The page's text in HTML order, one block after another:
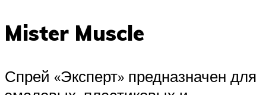
Mister Muscle
Спрей «Эксперт» предназначен для